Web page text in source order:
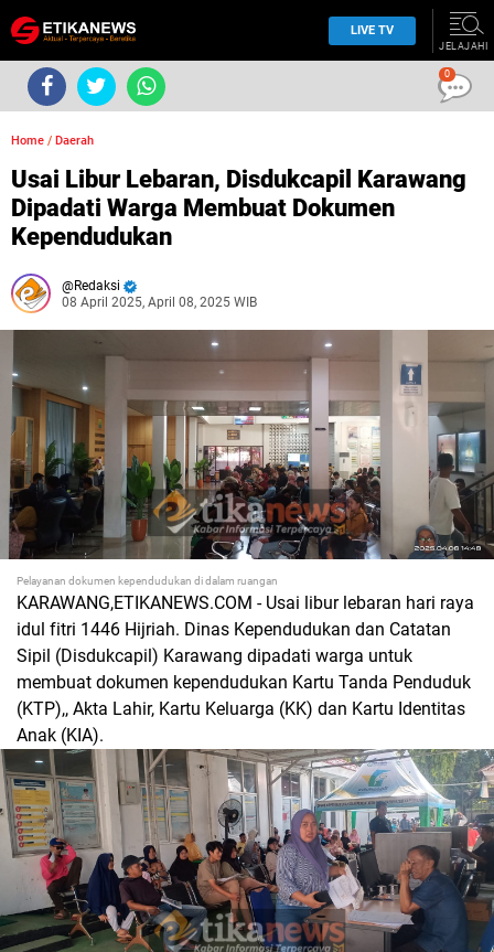
LIVE TV
JELAJAHI
Home / Daerah
Usai Libur Lebaran, Disdukcapil Karawang
Dipadati Warga Membuat Dokumen
Kependudukan
Redaksi
08 April 2025, April 08, 2025 WIB
Pelayanan dokumen kependudukan di dalam ruangan
KARAWANG,ETIKANEWS.COM - Usai libur lebaran hari raya
idul fitri 1446 Hijriah. Dinas Kependudukan dan Catatan
Sipil (Disdukcapil) Karawang dipadati warga untuk
membuat dokumen kependudukan Kartu Tanda Penduduk
(KTP),, Akta Lahir, Kartu Keluarga (KK) dan Kartu Identitas
Anak (KIA).
0